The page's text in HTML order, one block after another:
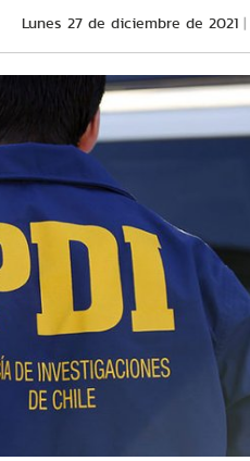
Lunes 27 de diciembre de 2021